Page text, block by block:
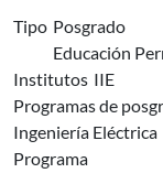
Tipo Posgrado
Educación
Institutos IIE
Programas de
Ingeniería Eléctrica
Programa